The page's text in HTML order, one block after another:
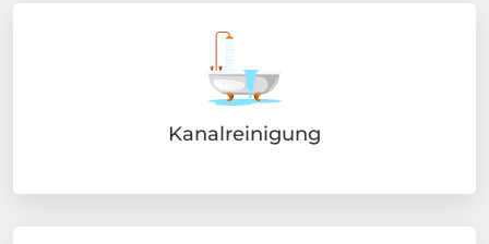
Kanalreinigung